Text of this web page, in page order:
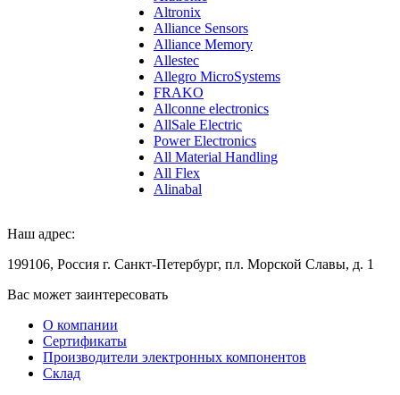
Altronix
Alliance Sensors
Alliance Memory
Allestec
Allegro MicroSystems
FRAKO
Allconne electronics
AllSale Electric
Power Electronics
All Material Handling
All Flex
Alinabal
Наш адрес:
199106, Россия г. Санкт-Петербург, пл. Морской Славы, д. 1
Вас может заинтересовать
О компании
Сертификаты
Производители электронных компонентов
Склад